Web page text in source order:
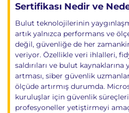
11. Azure Backup ve
Azure Backup
Recovery Services Vault
Azure Backup Center
MARS Agent
File & Folder Backup
Azure Site Recovery
Sertifikası Nedir ve
Bulut teknolojilerinin
artık yalnızca performans ve
değil, güvenliğe de her
veriyor. Özellikle veri ihlalleri,
saldırıları ve bulut
artması, siber güvenlik
ölçüde artırmış durumda.
kuruluşlar için güvenlik
profesyoneller yetiştirmeyi